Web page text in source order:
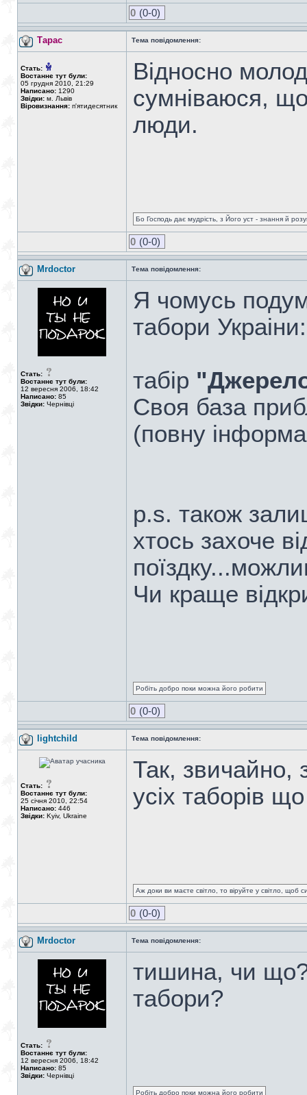
0 (0-0)
Тарас Тема повідомлення:
Стать:
Востаннє тут були:
05 грудня 2010, 21:29
Написано: 1290
Звідки: м. Львів
Віровизнання: п'ятидесятник
Відносно
сумніваюся,
люди.
Бо Господь дає мудрість, з Його уст - знання й
0 (0-0)
Mrdoctor Тема повідомлення:
Стать:
Востаннє тут були:
12 вересня 2006, 18:42
Написано: 85
Звідки: Чернівці
Я чомусь
табори Украіни:
табір
Своя база
(повну
p.s. також
хтось захоче
Чи краще
Робіть добро поки можна його робити
0 (0-0)
lightchild Тема повідомлення:
Стать:
Востаннє тут були:
25 січня 2010, 22:54
Написано: 446
Звідки: Kyiv, Ukraine
Так,
усіх таборів
Аж доки ви маєте світло, то віруйте у світло, щоб
0 (0-0)
Mrdoctor Тема повідомлення:
Стать:
Востаннє тут були:
12 вересня 2006, 18:42
Написано: 85
Звідки: Чернівці
тишина, чи
табори?
Робіть добро поки можна його робити